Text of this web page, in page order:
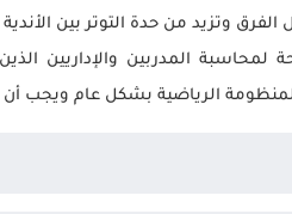
الفرق وتزيد من حدة التوتر بين
لمحاسبة المدربين
الرياضية بشكل عام ويجب أن